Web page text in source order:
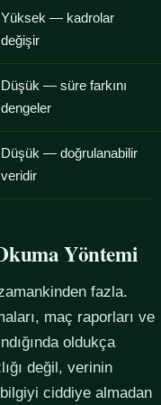
Yüksek — kadrolar
değişir
Düşük — süre farkını
dengeler
Düşük — doğrulanabilir
veridir
Yöntemi
fazla.
maç raporları ve
oldukça
değil, verinin
ciddiye almadan